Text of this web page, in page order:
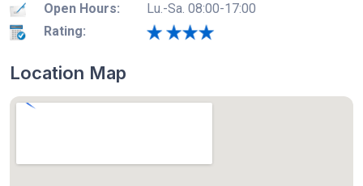
Open Hours:
Lu.-Sa. 08:00-17:00
Rating:
Location Map